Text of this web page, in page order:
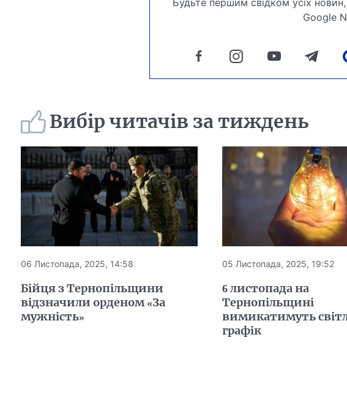
Будьте першим свідком усіх
Google
Вибір читачів за тиждень
06 Листопада, 2025, 14:58
Бійця з Тернопільщини
відзначили орденом «За
мужність»
05 Листопада, 2025, 19:52
6 листопада на
Тернопільщині
вимикатимуть
графік